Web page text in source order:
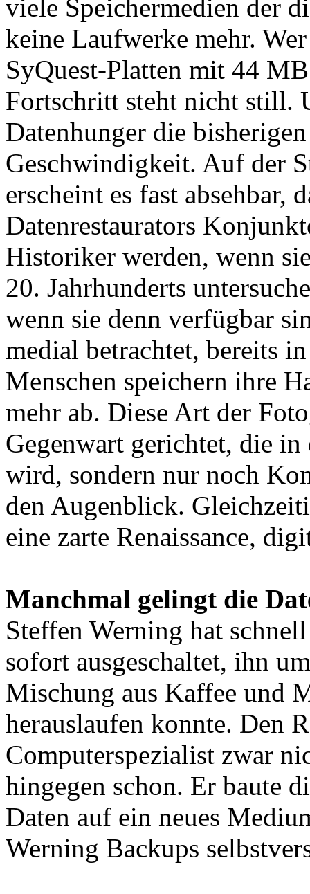
viele Speichermedien der
keine Laufwerke mehr.
SyQuest-Platten mit 44
Fortschritt steht nicht still.
Datenhunger die
Geschwindigkeit. Auf der
erscheint es fast absehbar,
Datenrestaurators
Historiker werden, wenn
20. Jahrhunderts
wenn sie denn verfügbar
medial betrachtet, bereits
Menschen speichern ihre
mehr ab. Diese Art der
Gegenwart gerichtet, die
wird, sondern nur noch
den Augenblick.
eine zarte Renaissance,
Manchmal gelingt die
Steffen Werning hat
sofort ausgeschaltet, ihn
Mischung aus Kaffee und
herauslaufen konnte. Den
Computerspezialist zwar
hingegen schon. Er baute
Daten auf ein neues
Werning Backups